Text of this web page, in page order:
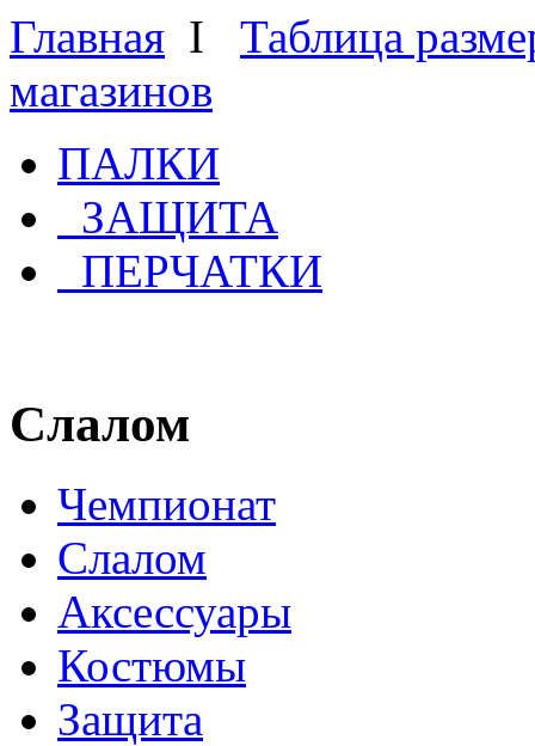
Главная Ι Таблица
магазинов
ПАЛКИ
ЗАЩИТА
ПЕРЧАТКИ
Слалом
Чемпионат
Слалом
Аксессуары
Костюмы
Защита